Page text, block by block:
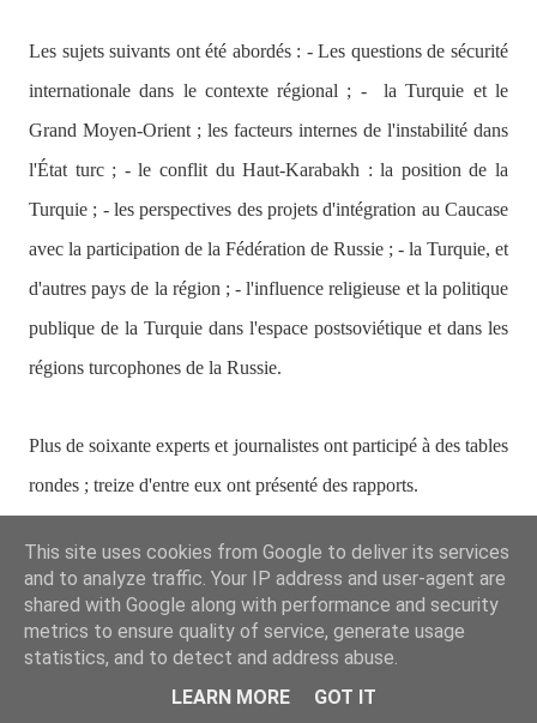
Les sujets suivants ont été abordés : - Les questions de sécurité
internationale dans le contexte régional ; -
la Turquie et le
Grand Moyen-Orient ; les facteurs internes de l'instabilité dans
l'État turc ; - le conflit du Haut-Karabakh : la position de la
Turquie ; - les perspectives des projets d'intégration au Caucase
avec la participation de la Fédération de Russie ; - la Turquie, et
d'autres pays de la région ; - l'influence religieuse et la politique
publique de la Turquie dans l'espace postsoviétique et dans les
régions turcophones de la Russie.
Plus de soixante experts et journalistes ont participé à des tables
rondes ; treize d'entre eux ont présenté des rapports.
Au nom de la République du Haut-Karabakh, le Conseiller
auprès du ministre des Affaires étrangères de la RHK, et
doctorant en histoire, Ruben Zargarian a remis un rapport
This site uses cookies from Google to deliver its services
and to analyze traffic. Your IP address and user-agent are
shared with Google along with performance and security
metrics to ensure quality of service, generate usage
statistics, and to detect and address abuse.
LEARN MORE
GOT IT